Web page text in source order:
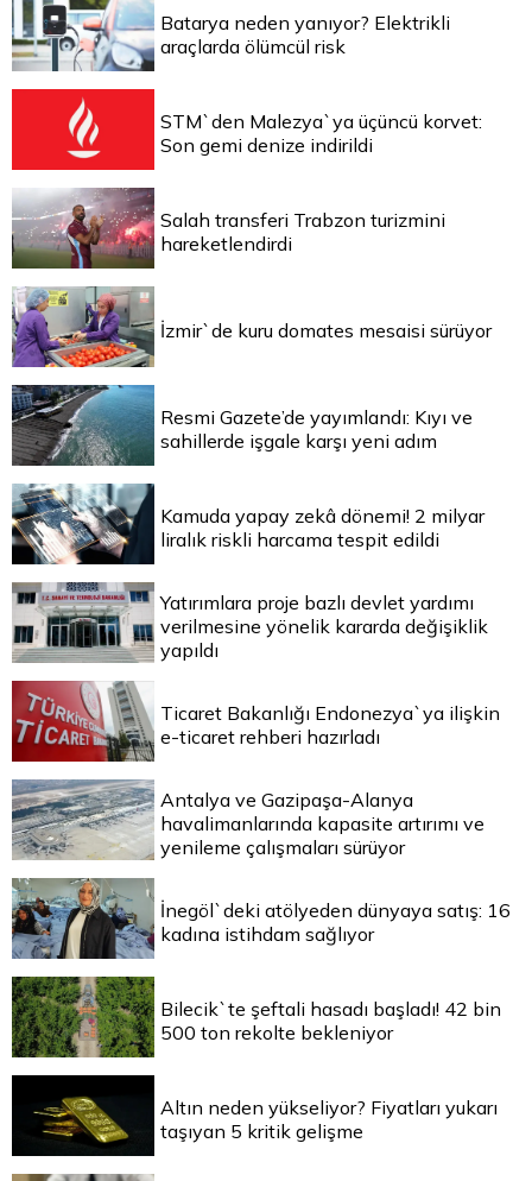
Batarya neden yanıyor? Elektrikli
araçlarda ölümcül risk
STM`den Malezya`ya üçüncü korvet:
Son gemi denize indirildi
Salah transferi Trabzon turizmini
hareketlendirdi
İzmir`de kuru domates mesaisi sürüyor
Resmi Gazete’de yayımlandı: Kıyı ve
sahillerde işgale karşı yeni adım
Kamuda yapay zekâ dönemi! 2 milyar
liralık riskli harcama tespit edildi
Yatırımlara proje bazlı devlet yardımı
verilmesine yönelik kararda değişiklik
yapıldı
Ticaret Bakanlığı Endonezya`ya ilişkin
e-ticaret rehberi hazırladı
Antalya ve Gazipaşa-Alanya
havalimanlarında kapasite artırımı ve
yenileme çalışmaları sürüyor
İnegöl`deki atölyeden dünyaya satış: 16
kadına istihdam sağlıyor
Bilecik`te şeftali hasadı başladı! 42 bin
500 ton rekolte bekleniyor
Altın neden yükseliyor? Fiyatları yukarı
taşıyan 5 kritik gelişme